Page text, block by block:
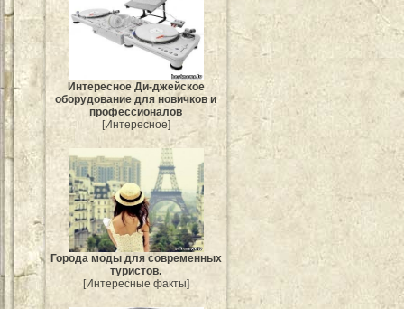
Интересное Ди-джейское
оборудование для новичков и
профессионалов
[Интересное]
Города моды для современных
туристов.
[Интересные факты]